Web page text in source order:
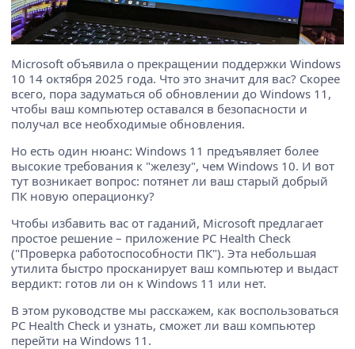
Microsoft объявила о прекращении поддержки Windows
10 14 октября 2025 года. Что это значит для вас? Скорее
всего, пора задуматься об обновлении до Windows 11,
чтобы ваш компьютер оставался в безопасности и
получал все необходимые обновления.
Но есть один нюанс: Windows 11 предъявляет более
высокие требования к "железу", чем Windows 10. И вот
тут возникает вопрос: потянет ли ваш старый добрый
ПК новую операционку?
Чтобы избавить вас от гаданий, Microsoft предлагает
простое решение – приложение PC Health Check
("Проверка работоспособности ПК"). Эта небольшая
утилита быстро просканирует ваш компьютер и выдаст
вердикт: готов ли он к Windows 11 или нет.
В этом руководстве мы расскажем, как воспользоваться
PC Health Check и узнать, сможет ли ваш компьютер
перейти на Windows 11.